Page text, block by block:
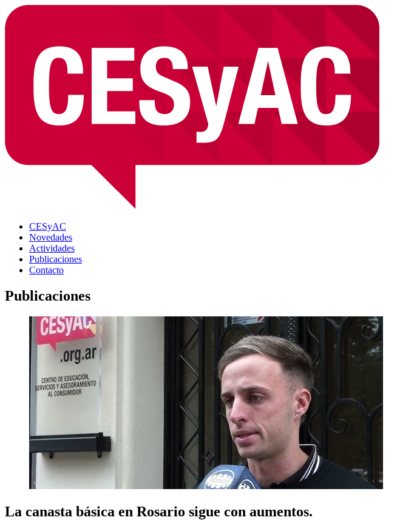
CESyAC
Novedades
Actividades
Publicaciones
Contacto
Publicaciones
La canasta básica en Rosario sigue con aumentos.